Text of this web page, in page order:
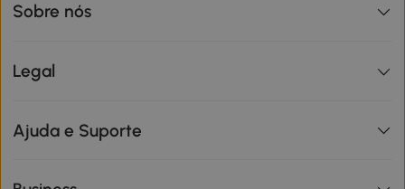
Sobre nós
Legal
Ajuda e Suporte